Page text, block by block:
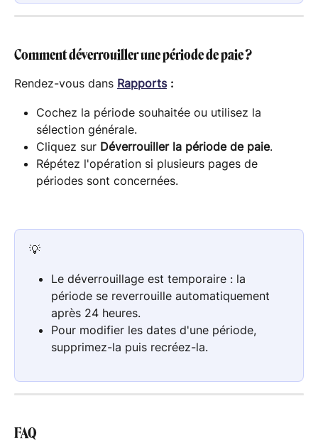
Comment déverrouiller une période de paie ?
Rendez-vous dans Rapports :
Cochez la période souhaitée ou utilisez la
sélection générale.
Cliquez sur Déverrouiller la période de paie.
Répétez l'opération si plusieurs pages de
périodes sont concernées.
💡
Le déverrouillage est temporaire : la
période se reverrouille automatiquement
après 24 heures.
Pour modifier les dates d'une période,
supprimez-la puis recréez-la.
FAQ